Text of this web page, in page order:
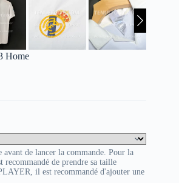
Home
avant de lancer la commande. Pour la
de prendre sa taille
il est recommandé d'ajouter une